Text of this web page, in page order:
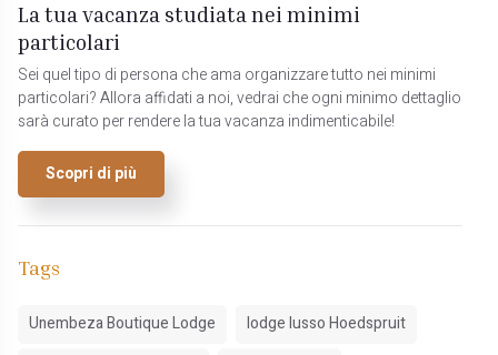
La tua vacanza studiata nei minimi
particolari
Sei quel tipo di persona che ama organizzare tutto nei minimi
particolari? Allora affidati a noi, vedrai che ogni minimo dettaglio
sarà curato per rendere la tua vacanza indimenticabile!
Scopri di più
Tags
Unembeza Boutique Lodge
lodge lusso Hoedspruit